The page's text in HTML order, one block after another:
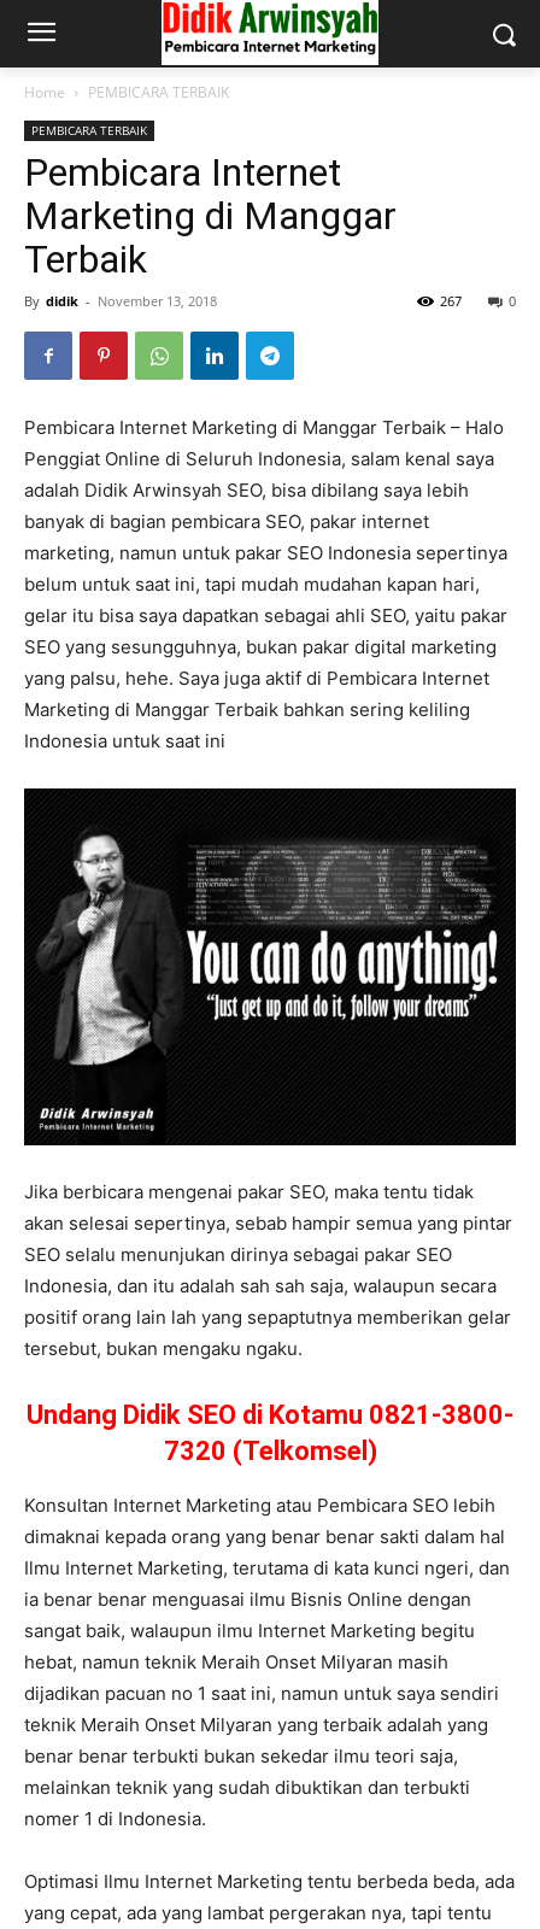
Home PEMBICARA TERBAIK
PEMBICARA TERBAIK
Pembicara Internet
Marketing di Manggar
Terbaik
By didik - November 13, 2018 0
267
Pembicara Internet Marketing di Manggar Terbaik – Halo
Penggiat Online di Seluruh Indonesia, salam kenal saya
adalah Didik Arwinsyah SEO, bisa dibilang saya lebih
banyak di bagian pembicara SEO, pakar internet
marketing, namun untuk pakar SEO Indonesia sepertinya
belum untuk saat ini, tapi mudah mudahan kapan hari,
gelar itu bisa saya dapatkan sebagai ahli SEO, yaitu pakar
SEO yang sesungguhnya, bukan pakar digital marketing
yang palsu, hehe. Saya juga aktif di Pembicara Internet
Marketing di Manggar Terbaik bahkan sering keliling
Indonesia untuk saat ini
Jika berbicara mengenai pakar SEO, maka tentu tidak
akan selesai sepertinya, sebab hampir semua yang pintar
SEO selalu menunjukan dirinya sebagai pakar SEO
Indonesia, dan itu adalah sah sah saja, walaupun secara
positif orang lain lah yang sepaptutnya memberikan gelar
tersebut, bukan mengaku ngaku.
Undang Didik SEO di Kotamu 0821-3800-
7320 (Telkomsel)
Konsultan Internet Marketing atau Pembicara SEO lebih
dimaknai kepada orang yang benar benar sakti dalam hal
Ilmu Internet Marketing, terutama di kata kunci ngeri, dan
ia benar benar menguasai ilmu Bisnis Online dengan
sangat baik, walaupun ilmu Internet Marketing begitu
hebat, namun teknik Meraih Onset Milyaran masih
dijadikan pacuan no 1 saat ini, namun untuk saya sendiri
teknik Meraih Onset Milyaran yang terbaik adalah yang
benar benar terbukti bukan sekedar ilmu teori saja,
melainkan teknik yang sudah dibuktikan dan terbukti
nomer 1 di Indonesia.
Optimasi Ilmu Internet Marketing tentu berbeda beda, ada
yang cepat, ada yang lambat pergerakan nya, tapi tentu